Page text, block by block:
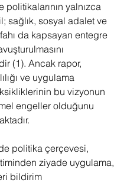
politikalarının yalnızca
sağlık, sosyal adalet ve
da kapsayan entegre
(1). Ancak rapor,
ve uygulama
bu vizyonun
engeller olduğunu
politika çerçevesi,
ziyade uygulama,
bildirim